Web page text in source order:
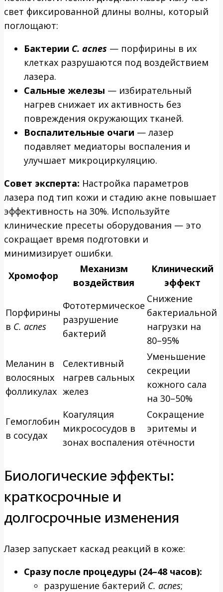
свет фиксированной длины волны, который
поглощают:
Бактерии C. acnes — порфирины в их
клетках разрушаются под воздействием
лазера.
Сальные железы — избирательный
нагрев снижает их активность без
повреждения окружающих тканей.
Воспалительные очаги — лазер
подавляет медиаторы воспаления и
улучшает микроциркуляцию.
Совет эксперта: Настройка параметров
лазера под тип кожи и стадию акне повышает
эффективность на 30%. Используйте
клинические пресеты оборудования — это
сокращает время подготовки и
минимизирует ошибки.
Хромофор
Механизм
воздействия
Клинический
эффект
Порфирины
в C. acnes
Фототермическое
разрушение
бактерий
Снижение
бактериальной
нагрузки на
80–95%
Меланин в
волосяных
фолликулах
Селективный
нагрев сальных
желез
Уменьшение
секреции
кожного сала
на 30–50%
Гемоглобин
в сосудах
Коагуляция
микрососудов в
зонах воспаления
Сокращение
эритемы и
отёчности
Биологические эффекты:
краткосрочные и
долгосрочные изменения
Лазер запускает каскад реакций в коже:
Сразу после процедуры (24–48 часов):
разрушение бактерий C. acnes;